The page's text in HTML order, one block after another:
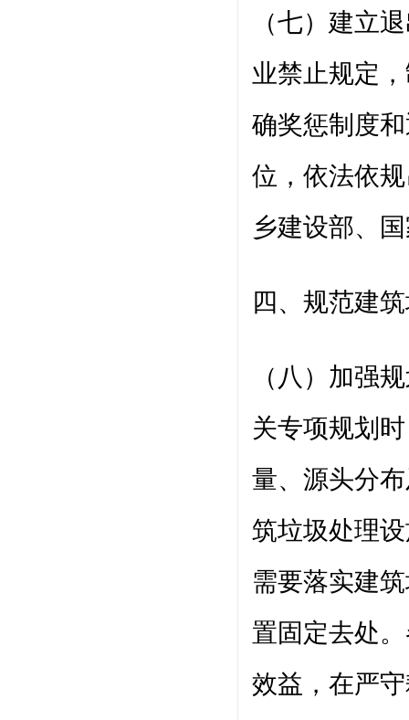
（七）建立
业禁止规定
确奖惩制度
位，依法依
乡建设部、
四、规范建
（八）加强
关专项规划
量、源头分
筑垃圾处理
需要落实建
置固定去处
效益，在严